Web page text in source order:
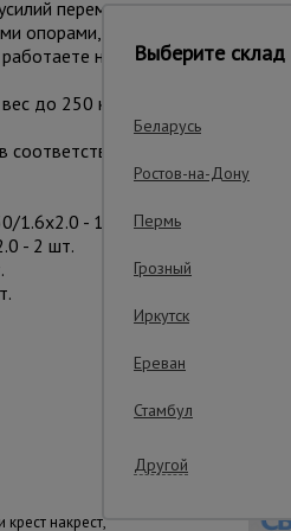
переместить с одного
опорами, находящихся рядом с
на неровной площадке.
до 250 кг. На ней комфортно
соответствии с требованиями
1.6х2.0 - 1 шт.
- 2 шт.
Важные
накрест,
Выберите склад
Беларусь
Ростов-на-Дону
Пермь
Грозный
Иркутск
Ереван
Стамбул
Другой